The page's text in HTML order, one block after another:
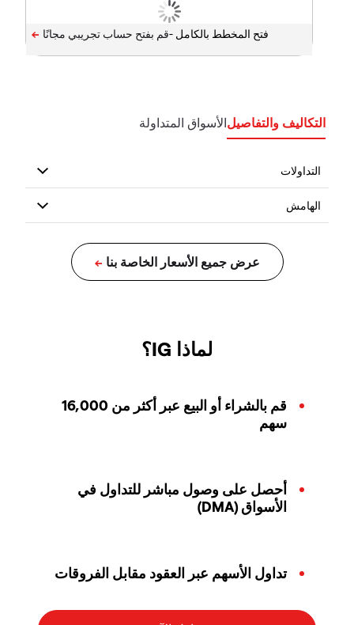
فتح المخطط بالكامل -
التكاليف والتفاصيلالأسواق المتداولة
لماذا IG؟
قم بالشراء أو البيع عبر أكثر من 16,000
سهم
أحصل على وصول مباشر للتداول في
الأسواق (DMA)
تداول الأسهم عبر العقود مقابل الفروقات